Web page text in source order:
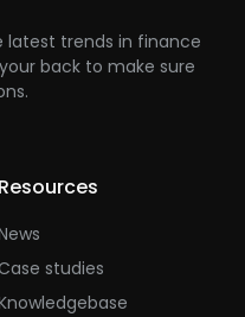
latest trends in finance
back to make sure
Resources
studies